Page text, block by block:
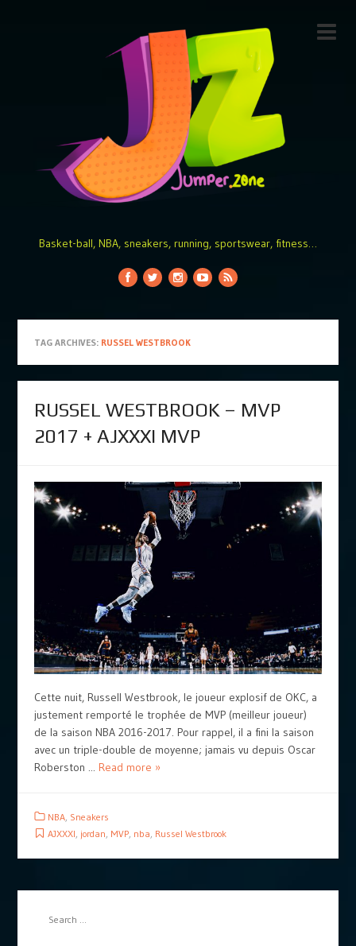
Basket-ball, NBA, sneakers, running, sportswear, fitness…
TAG ARCHIVES: RUSSEL WESTBROOK
RUSSEL WESTBROOK – MVP
2017 + AJXXXI MVP
Cette nuit, Russell Westbrook, le joueur explosif de OKC, a
justement remporté le trophée de MVP (meilleur joueur)
de la saison NBA 2016-2017. Pour rappel, il a fini la saison
avec un triple-double de moyenne; jamais vu depuis Oscar
Roberston ... Read more »
NBA, Sneakers
AJXXXI jordan MVP, nba Russel Westbrook